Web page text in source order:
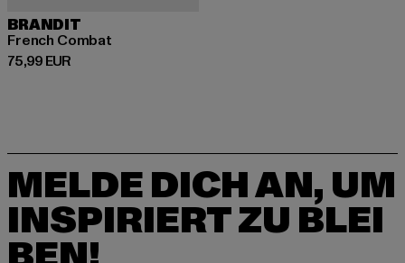
BRANDIT
French Combat
75,99 EUR
Derzeitiger Preis: 75,99 EUR
MELDE DICH AN, UM
INSPIRIERT ZU BLEI